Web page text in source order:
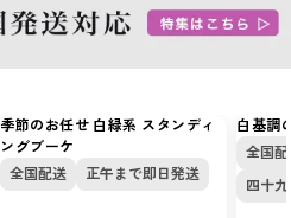
季節のお任せ 白緑系 スタンディ
ングブーケ
全国配送
正午まで即日発送
白基調
全国
四十